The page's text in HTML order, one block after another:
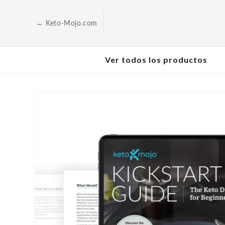
← Keto-Mojo.com
Ver todos los productos